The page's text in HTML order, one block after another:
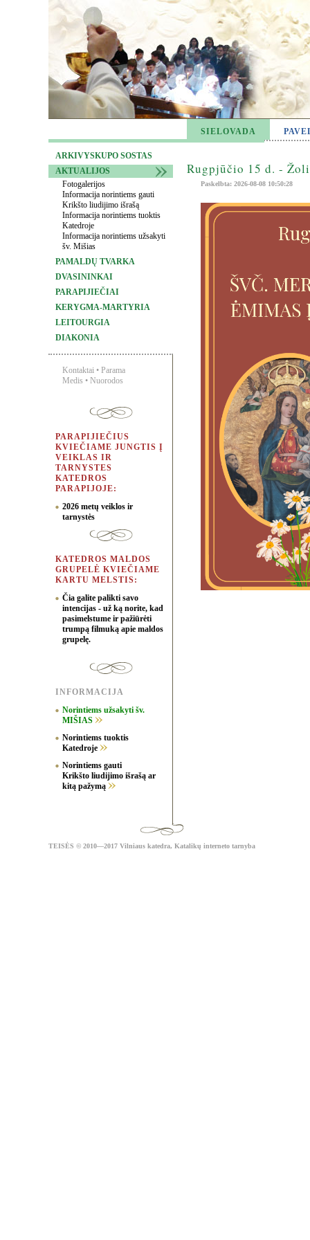
SIELOVADA
ARKIVYSKUPO SOSTAS
AKTUALIJOS
Fotogalerijos
Informacija norintiems gauti
Krikšto liudijimo išrašą
Informacija norintiems tuoktis
Katedroje
Informacija norintiems užsakyti
šv. Mišias
PAMALDŲ TVARKA
DVASININKAI
PARAPIJIEČIAI
KERYGMA-MARTYRIA
LEITOURGIA
DIAKONIA
Kontaktai • Parama
Medis • Nuorodos
PARAPIJIEČIUS
KVIEČIAME JUNGTIS Į
VEIKLAS IR
TARNYSTES
KATEDROS
PARAPIJOJE:
2026 metų veiklos ir
tarnystės
KATEDROS MALDOS
GRUPELĖ KVIEČIAME
KARTU MELSTIS:
Čia galite palikti savo
intencijas - už ką norite, kad
pasimelstume ir pažiūrėti
trumpą filmuką apie maldos
grupelę.
INFORMACIJA
Norintiems užsakyti šv.
MIŠIAS
Norintiems tuoktis
Katedroje
Norintiems gauti
Krikšto liudijimo išrašą ar
kitą pažymą
Rugpjūčio 15 d. -
Paskelbta: 2026-08-08 10:50:28
TEISĖS © 2010—2017 Vilniaus katedra, Katalikų interneto tarnyba